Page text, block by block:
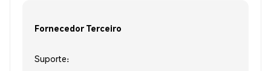
Fornecedor Terceiro
Suporte: